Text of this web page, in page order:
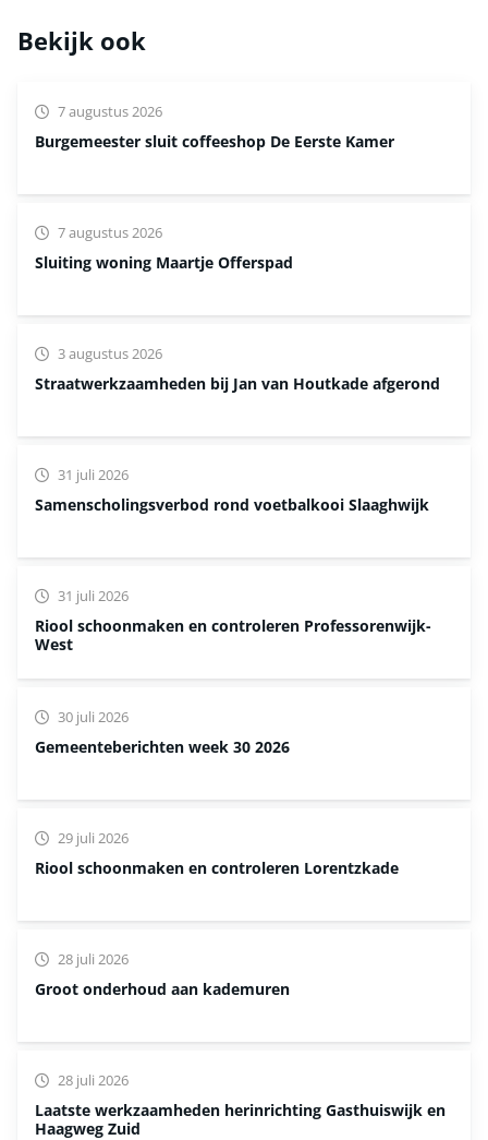
Bekijk ook
Burgemeester sluit coffeeshop De Eerste Kamer
7 augustus 2026
Sluiting woning Maartje Offerspad
7 augustus 2026
Straatwerkzaamheden bij Jan van Houtkade afgerond
3 augustus 2026
Samenscholingsverbod rond voetbalkooi Slaaghwijk
31 juli 2026
Riool schoonmaken en controleren Professorenwijk-
West
31 juli 2026
Gemeenteberichten week 30 2026
30 juli 2026
Riool schoonmaken en controleren Lorentzkade
29 juli 2026
Groot onderhoud aan kademuren
28 juli 2026
Laatste werkzaamheden herinrichting Gasthuiswijk en
Haagweg Zuid
28 juli 2026